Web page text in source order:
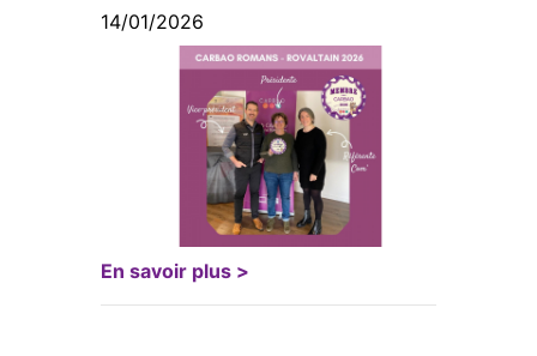
14/01/2026
En savoir plus >